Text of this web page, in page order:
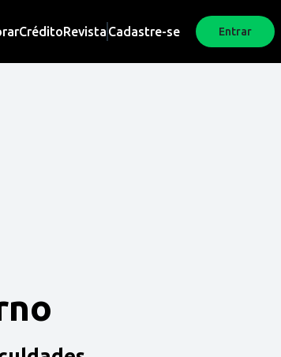
CréditoRevista Cadastre-se Entrar